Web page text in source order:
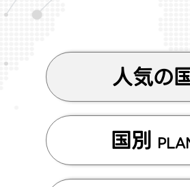
人気の
国別